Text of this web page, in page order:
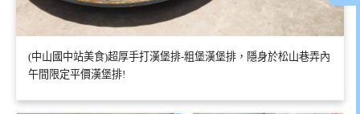
(中山國中站美食)超厚手打漢堡排-粗堡漢堡排，隱身於松山巷弄內
午間限定平價漢堡排!